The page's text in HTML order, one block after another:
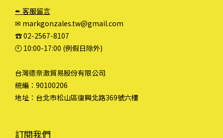
✒ 客服留言
✉ markgonzales.tw@gmail.com
☎︎ 02-2567-8107
🕙︎ 10:00-17:00 (例假日除外)
台灣德奈澈貿易股份有限公司
統編：90100206
地址：台北市松山區復興北路369號六樓
訂閱我們